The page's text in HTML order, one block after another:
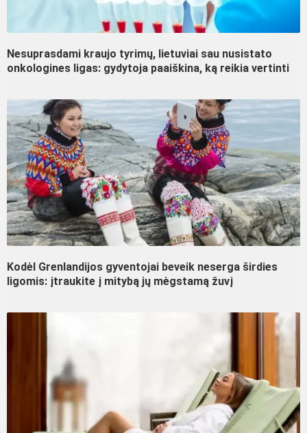
Nesuprasdami kraujo tyrimų, lietuviai sau nusistato
onkologines ligas: gydytoja paaiškina, ką reikia vertinti
Kodėl Grenlandijos gyventojai beveik neserga širdies
ligomis: įtraukite į mitybą jų mėgstamą žuvį